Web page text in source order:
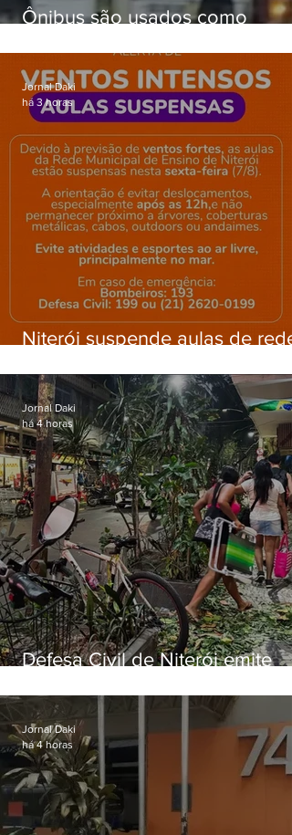
Ônibus são usados como
Gardênia Azul
Niterói suspende aulas de rede
ventos fortes nesta sexta (7)
Jornal Daki
há 3 horas
Defesa Civil de Niterói emite
sexta-feira (07)
Jornal Daki
há 4 horas
Jornal Daki
há 4 horas